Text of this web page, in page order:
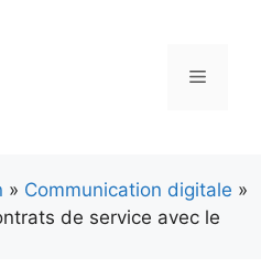
Menu
» Communication digitale »
de service avec le